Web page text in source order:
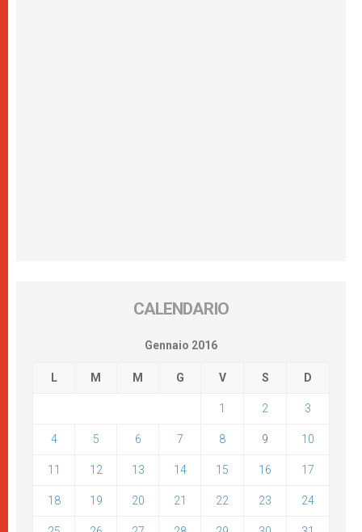
CALENDARIO
Gennaio 2016
L M M G V S D
1 2 3
4 5 6 7 8 9 10
11 12 13 14 15 16 17
18 19 20 21 22 23 24